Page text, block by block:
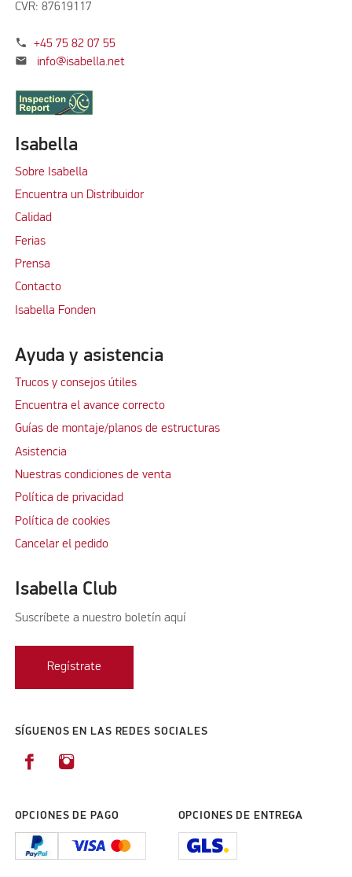
CVR: 87619117
phone +45 75 82 07 55
mail info@isabella.net
Isabella
Sobre Isabella
Encuentra un Distribuidor
Calidad
Ferias
Prensa
Contacto
Isabella Fonden
Ayuda y asistencia
Trucos y consejos útiles
Encuentra el avance correcto
Guías de montaje/planos de estructuras
Asistencia
Nuestras condiciones de venta
Política de privacidad
Política de cookies
Cancelar el pedido
Isabella Club
Suscríbete a nuestro boletín aquí
Regístrate
SÍGUENOS EN LAS REDES SOCIALES
OPCIONES DE PAGO OPCIONES DE ENTREGA